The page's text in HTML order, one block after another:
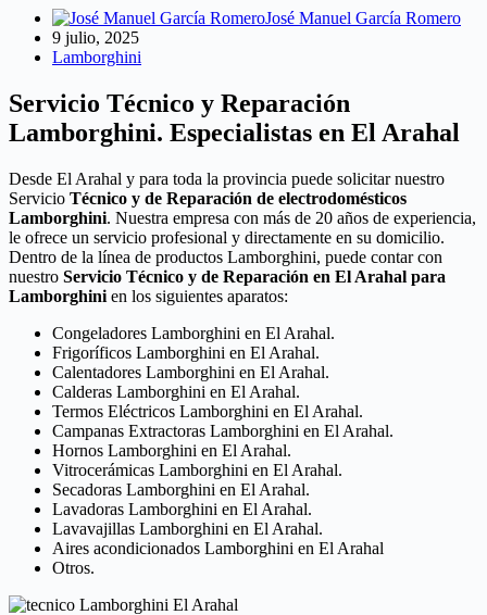
José Manuel García Romero
9 julio, 2025
Lamborghini
Servicio Técnico y Reparación
Lamborghini. Especialistas en El Arahal
Desde El Arahal y para toda la provincia puede solicitar nuestro
Servicio Técnico y de Reparación de electrodomésticos
Lamborghini. Nuestra empresa con más de 20 años de experiencia,
le ofrece un servicio profesional y directamente en su domicilio.
Dentro de la línea de productos Lamborghini, puede contar con
nuestro Servicio Técnico y de Reparación en El Arahal para
Lamborghini en los siguientes aparatos:
Congeladores Lamborghini en El Arahal.
Frigoríficos Lamborghini en El Arahal.
Calentadores Lamborghini en El Arahal.
Calderas Lamborghini en El Arahal.
Termos Eléctricos Lamborghini en El Arahal.
Campanas Extractoras Lamborghini en El Arahal.
Hornos Lamborghini en El Arahal.
Vitrocerámicas Lamborghini en El Arahal.
Secadoras Lamborghini en El Arahal.
Lavadoras Lamborghini en El Arahal.
Lavavajillas Lamborghini en El Arahal.
Aires acondicionados Lamborghini en El Arahal
Otros.